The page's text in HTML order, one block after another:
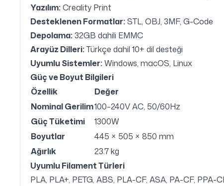
Yazılım:Creality Print
Desteklenen Formatlar:STL, OBJ, 3MF, G-Code
Depolama:32GB dahili EMMC
Arayüz Dilleri:Türkçe dahil 10+ dil desteği
Uyumlu Sistemler:Windows, macOS, Linux
Güç ve Boyut Bilgileri
Özellik
Değer
Nominal Gerilim100–240V AC, 50/60Hz
Güç Tüketimi
1300W
Boyutlar
445 × 505 × 850 mm
Ağırlık
23.7 kg
Uyumlu Filament Türleri
PLA, PLA+, PETG, ABS, PLA-CF, ASA, PA-CF,